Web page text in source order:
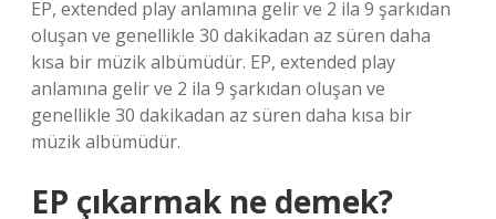
EP, extended play anlamına gelir ve 2 ila 9 şarkıdan
oluşan ve genellikle 30 dakikadan az süren daha
kısa bir müzik albümüdür. EP, extended play
anlamına gelir ve 2 ila 9 şarkıdan oluşan ve
genellikle 30 dakikadan az süren daha kısa bir
müzik albümüdür.
EP çıkarmak ne demek?